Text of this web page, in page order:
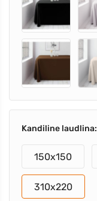
Kandiline laudlina:
150x150
310x220